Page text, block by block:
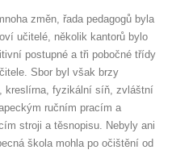
změn, řada pedagogů byla
učitelé, několik kantorů bylo
postupné a tři pobočné třídy
Sbor byl však brzy
kreslírna, fyzikální síň, zvláštní
ručním pracím a
stroji a těsnopisu. Nebyly ani
škola mohla po očištění od